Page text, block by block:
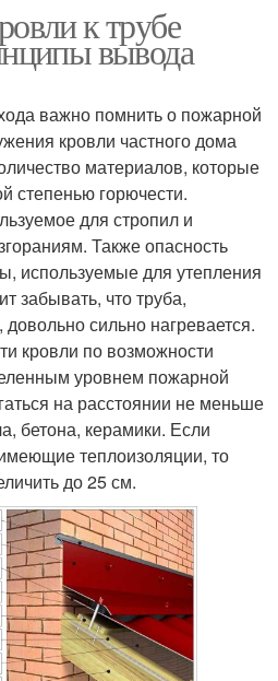
к трубе
вывода
важно помнить о пожарной
кровли частного дома
материалов, которые
степенью горючести.
для стропил и
Также опасность
используемые для утепления
забывать, что труба,
сильно нагревается.
кровли по возможности
уровнем пожарной
на расстоянии не меньше
бетона, керамики. Если
теплоизоляции, то
до 25 см.